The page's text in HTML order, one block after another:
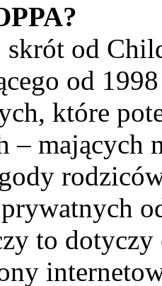
skrót od
od
które
– mających
to dotyczy